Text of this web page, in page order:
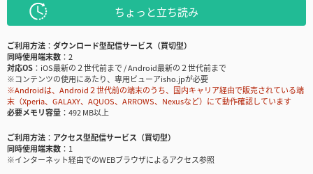
ちょっと立ち読み
ご利用方法
ダウンロード型配信サービス（買切型）
同時使用端末数
2
対応OS
iOS最新の２世代前まで / Android最新の２世代前まで
※コンテンツの使用にあたり、専用ビューアisho.jpが必要
※Androidは、Android２世代前の端末のうち、国内キャリア経由で販売されている端
末（Xperia、GALAXY、AQUOS、ARROWS、Nexusなど）にて動作確認しています
必要メモリ容量
492 MB以上
ご利用方法
アクセス型配信サービス（買切型）
同時使用端末数
1
※インターネット経由でのWEBブラウザによるアクセス参照